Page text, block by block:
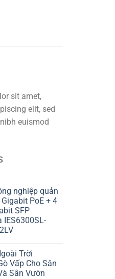
sit amet,
elit, sed
euismod
nghiệp quản
PoE + 4
SFP
IES6300SL-
Trời
Vấp Cho Sân
Sân Vườn